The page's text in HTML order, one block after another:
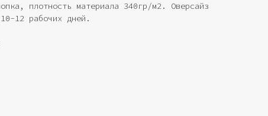
плотность материала 340гр/м2. Оверсайз
12 рабочих дней.